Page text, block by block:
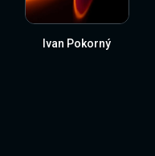
Ivan Pokorný